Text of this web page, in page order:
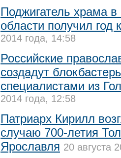
Поджигатель храма в
области получил год
2014 года, 14:58
Российские
создадут
специалистами из
2014 года, 12:58
Патриарх Кирилл
случаю 700-летия
Ярославля 20 августа